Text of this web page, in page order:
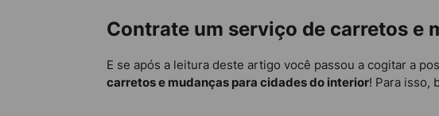
Contrate um serviço de carretos e
E se após a leitura deste artigo você passou a cogitar a
carretos e mudanças para cidades do interior! Para isso,